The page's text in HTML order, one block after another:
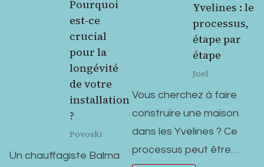
Pourquoi
est-ce
crucial
pour la
longévité
de votre
installation
?
Povoski
Un chauffagiste Balma
Yvelines : le
processus,
étape par
étape
Joel
Vous cherchez à faire
construire une maison
dans les Yvelines ? Ce
processus peut être…